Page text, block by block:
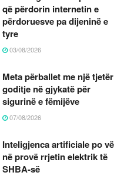
që përdorin internetin e
përdoruesve pa dijeninë e
tyre
03/08/2026
Meta përballet me një tjetër
goditje në gjykatë për
sigurinë e fëmijëve
07/08/2026
Inteligjenca artificiale po vë
në provë rrjetin elektrik të
SHBA-së